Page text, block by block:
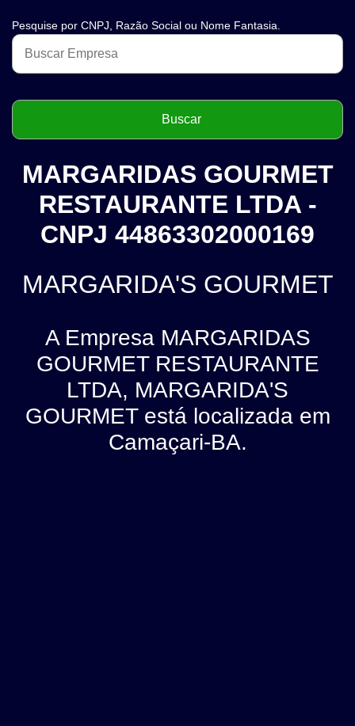
Pesquise por CNPJ, Razão Social ou Nome Fantasia.
MARGARIDAS GOURMET
RESTAURANTE LTDA -
CNPJ 44863302000169
MARGARIDA'S GOURMET
A Empresa MARGARIDAS
GOURMET RESTAURANTE
LTDA, MARGARIDA'S
GOURMET está localizada em
Camaçari-BA.